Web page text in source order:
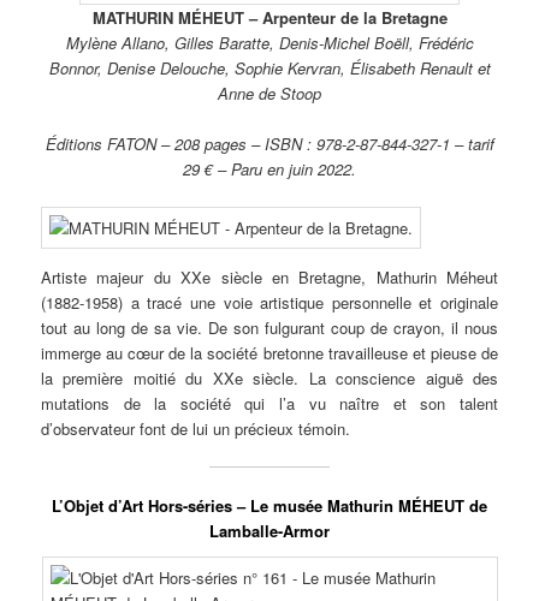
MATHURIN MÉHEUT – Arpenteur de la Bretagne
Mylène Allano, Gilles Baratte, Denis-Michel Boëll, Frédéric
Bonnor, Denise Delouche, Sophie Kervran, Élisabeth Renault et
Anne de Stoop
Éditions FATON – 208 pages – ISBN : 978-2-87-844-327-1 – tarif
29 € – Paru en juin 2022.
Artiste majeur du XXe siècle en Bretagne, Mathurin Méheut
(1882-1958) a tracé une voie artistique personnelle et originale
tout au long de sa vie. De son fulgurant coup de crayon, il nous
immerge au cœur de la société bretonne travailleuse et pieuse de
la première moitié du XXe siècle. La conscience aiguë des
mutations de la société qui l’a vu naître et son talent
d’observateur font de lui un précieux témoin.
L’Objet d’Art Hors-séries – Le musée Mathurin MÉHEUT de
Lamballe-Armor